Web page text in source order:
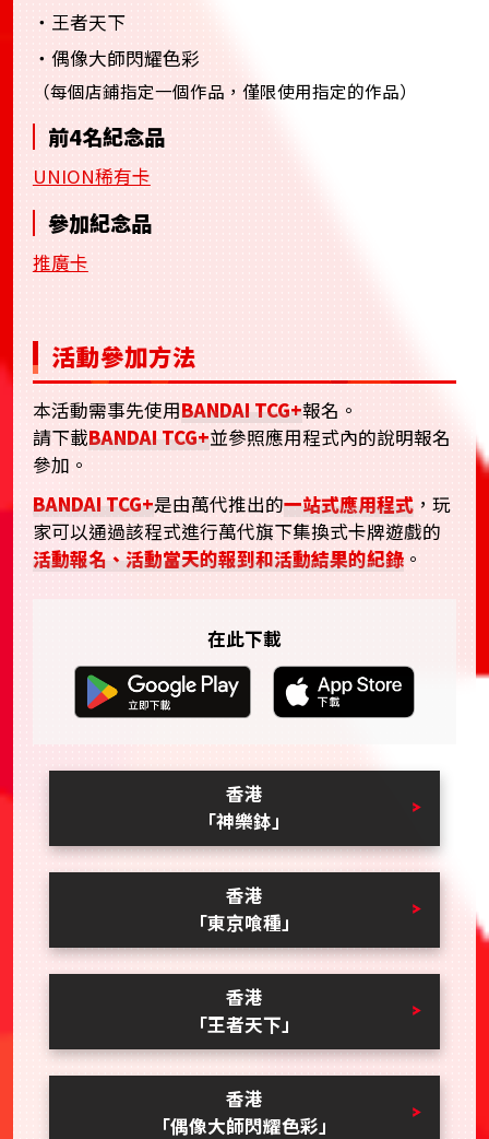
・王者天下
・偶像大師閃耀色彩
（每個店鋪指定一個作品，僅限使用指定的作品）
前4名紀念品
UNION稀有卡
參加紀念品
推廣卡
活動參加方法
本活動需事先使用BANDAI TCG+報名。
請下載BANDAI TCG+並參照應用程式內的說明報名
參加。
BANDAI TCG+是由萬代推出的一站式應用程式，玩
家可以通過該程式進行萬代旗下集換式卡牌遊戲的
活動報名、活動當天的報到和活動結果的紀錄。
在此下載
香港
「神樂鉢」
香港
「東京喰種」
香港
「王者天下」
香港
「偶像大師閃耀色彩」